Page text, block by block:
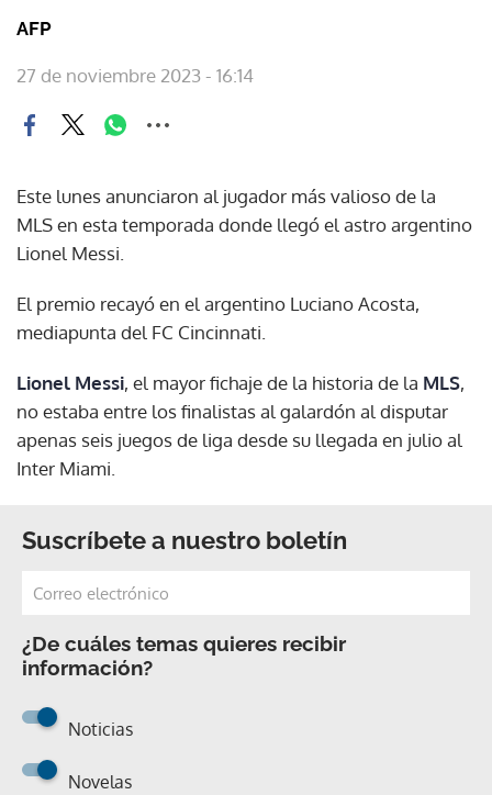
AFP
27 de noviembre 2023 - 16:14
Este lunes anunciaron al jugador más valioso de la
MLS en esta temporada donde llegó el astro argentino
Lionel Messi.
El premio recayó en el argentino Luciano Acosta,
mediapunta del FC Cincinnati.
Lionel Messi, el mayor fichaje de la historia de la MLS,
no estaba entre los finalistas al galardón al disputar
apenas seis juegos de liga desde su llegada en julio al
Inter Miami.
Suscríbete a nuestro boletín
¿De cuáles temas quieres recibir
información?
Noticias
Novelas